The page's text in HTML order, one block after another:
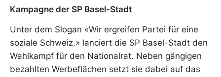
Kampagne der SP Basel-Stadt
Unter dem Slogan «Wir ergreifen Partei für eine
soziale Schweiz.» lanciert die SP Basel-Stadt den
Wahlkampf für den Nationalrat. Neben gängigen
bezahlten Werbeflächen setzt sie dabei auf das